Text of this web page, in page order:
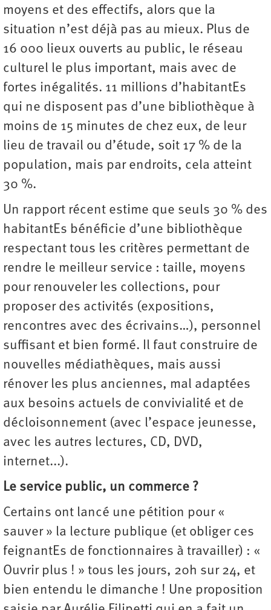
moyens et des effectifs, alors que la
situation n’est déjà pas au mieux. Plus de
16 000 lieux ouverts au public, le réseau
culturel le plus important, mais avec de
fortes inégalités. 11 millions d’habitantEs
qui ne disposent pas d’une bibliothèque à
moins de 15 minutes de chez eux, de leur
lieu de travail ou d’étude, soit 17 % de la
population, mais par endroits, cela atteint
30 %.
Un rapport récent estime que seuls 30 % des
habitantEs bénéficie d’une bibliothèque
respectant tous les critères permettant de
rendre le meilleur service : taille, moyens
pour renouveler les collections, pour
proposer des activités (expositions,
rencontres avec des écrivains…), personnel
suffisant et bien formé. Il faut construire de
nouvelles médiathèques, mais aussi
rénover les plus anciennes, mal adaptées
aux besoins actuels de convivialité et de
décloisonnement (avec l’espace jeunesse,
avec les autres lectures, CD, DVD,
internet...).
Le service public, un commerce ?
Certains ont lancé une pétition pour «
sauver » la lecture publique (et obliger ces
feignantEs de fonctionnaires à travailler) : «
Ouvrir plus ! » tous les jours, 20h sur 24, et
bien entendu le dimanche ! Une proposition